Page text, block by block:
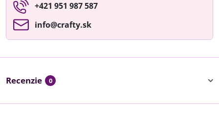
+421 951 987 587
info​@crafty​.sk
Recenzie 0